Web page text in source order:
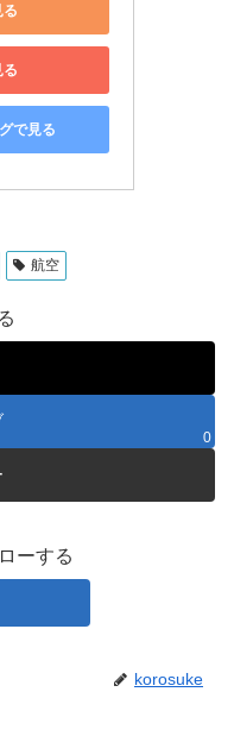
る
で見る
航空
0
ーする
korosuke